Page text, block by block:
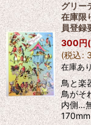
グリ
在庫限
員登
300円
(税込:
在庫あり
鳥と楽
鳥がそ
内側…